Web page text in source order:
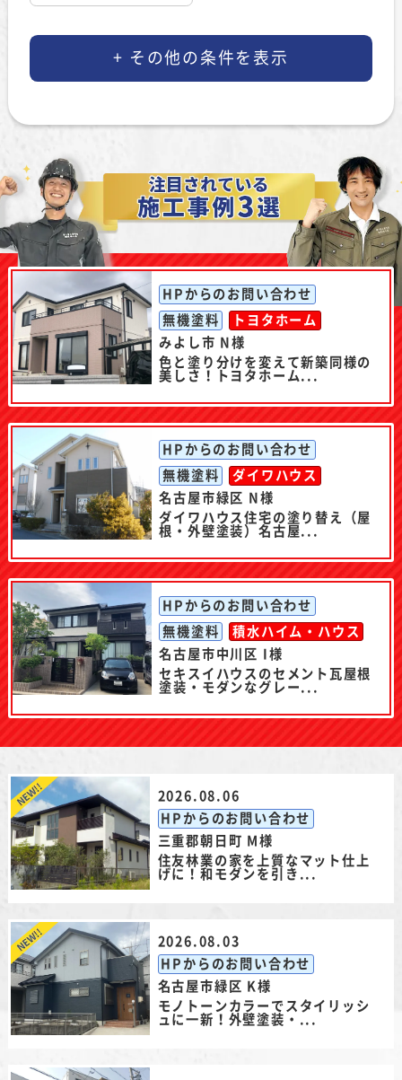
HPからのお問い合わせ
無機塗料
トヨタホーム
みよし市 N様
色と塗り分けを変えて新築同様の
美しさ！トヨタホーム...
HPからのお問い合わせ
無機塗料
ダイワハウス
名古屋市緑区 N様
ダイワハウス住宅の塗り替え（屋
根・外壁塗装）名古屋...
HPからのお問い合わせ
無機塗料
積水ハイム・ハウス
名古屋市中川区 I様
セキスイハウスのセメント瓦屋根
塗装・モダンなグレー...
2026.08.06
HPからのお問い合わせ
三重郡朝日町 M様
住友林業の家を上質なマット仕上
げに！和モダンを引き...
2026.08.03
HPからのお問い合わせ
名古屋市緑区 K様
モノトーンカラーでスタイリッシ
ュに一新！外壁塗装・...